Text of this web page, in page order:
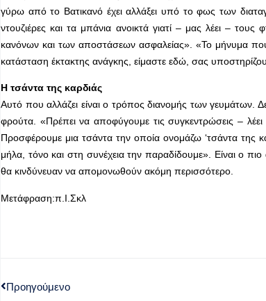
γύρω από το Βατικανό έχει αλλάξει υπό το φως των
ντουζιέρες και τα μπάνια ανοικτά γιατί – μας λέει –
κανόνων και των αποστάσεων ασφαλείας». «Το μήνυμα που
κατάσταση έκτακτης ανάγκης, είμαστε εδώ, σας
Η τσάντα της καρδιάς
Αυτό που αλλάζει είναι ο τρόπος διανομής των
φρούτα. «Πρέπει να αποφύγουμε τις συγκεντρώσεις –
Προσφέρουμε μια τσάντα την οποία ονομάζω ‘τσάντα της
μήλα, τόνο και στη συνέχεια την παραδίδουμε». Είναι ο
θα κινδύνευαν να απομονωθούν ακόμη περισσότερο.
Μετάφραση:π.Ι.Σκλ
Προηγούμενο